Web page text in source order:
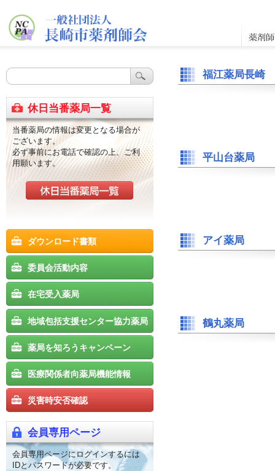
福江薬局長崎
平山台薬局
アイ薬局
鶴丸薬局
休日当番薬局一覧
当番薬局の情報は変更となる場合が
ございます。
必ず事前にお電話で確認の上、ご利
用願います。
ダウンロード書類
委員会活動内容
在宅受入薬局
地域包括支援センター協力薬局
薬局を知ろうキャンペーン
医療関係者向薬局機能情報
災害時安否確認
会員専用ページ
会員専用ページにログインするには
IDとパスワードが必要です。